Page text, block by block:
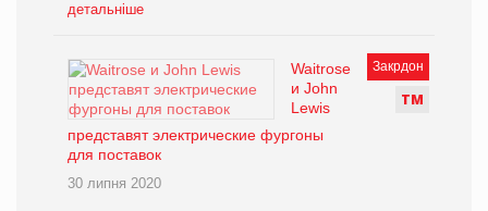
детальніше
Закрдон
ТМ
Waitrose
и John
Lewis
представят электрические фургоны
для поставок
30 липня 2020